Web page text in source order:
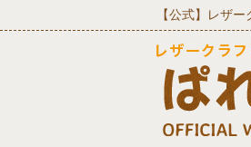
【公式】レザ